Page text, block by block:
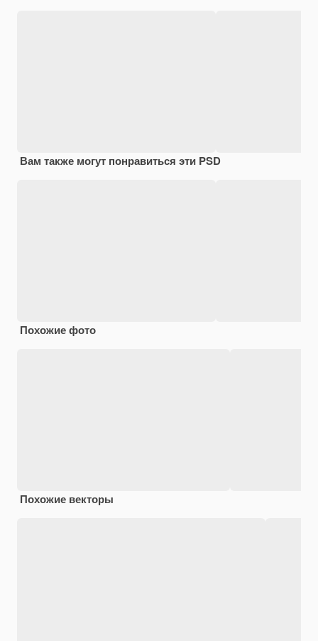
Вам также могут понравиться эти PSD
Похожие фото
Похожие векторы